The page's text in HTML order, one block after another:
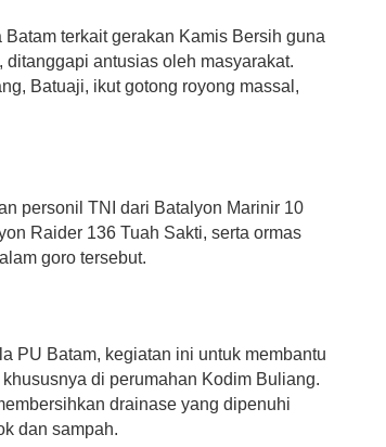
Batam terkait gerakan Kamis Bersih guna
antusias oleh masyarakat.
Batuaji, ikut gotong royong massal,
personil TNI dari Batalyon Marinir 10
Raider 136 Tuah Sakti, serta ormas
goro tersebut.
PU Batam, kegiatan ini untuk membantu
di perumahan Kodim Buliang.
drainase yang dipenuhi
dan sampah.